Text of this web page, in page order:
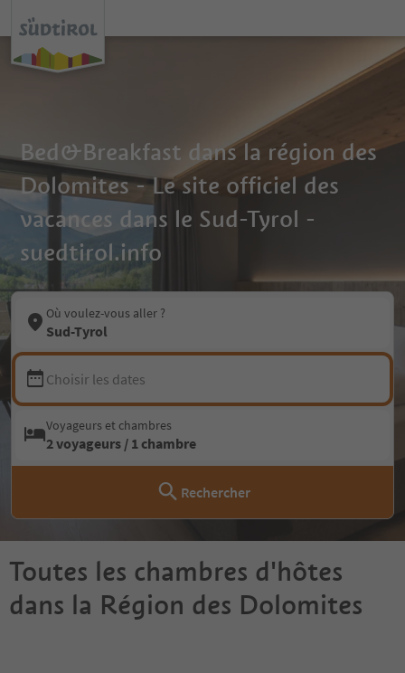
Bed&Breakfast dans la région des
Dolomites - Le site officiel des
vacances dans le Sud-Tyrol -
suedtirol.info
Où voulez-vous aller ?
Sud-Tyrol
Choisir les dates
Voyageurs et chambres
2 voyageurs / 1 chambre
Rechercher
Toutes les chambres d'hôtes
dans la Région des Dolomites